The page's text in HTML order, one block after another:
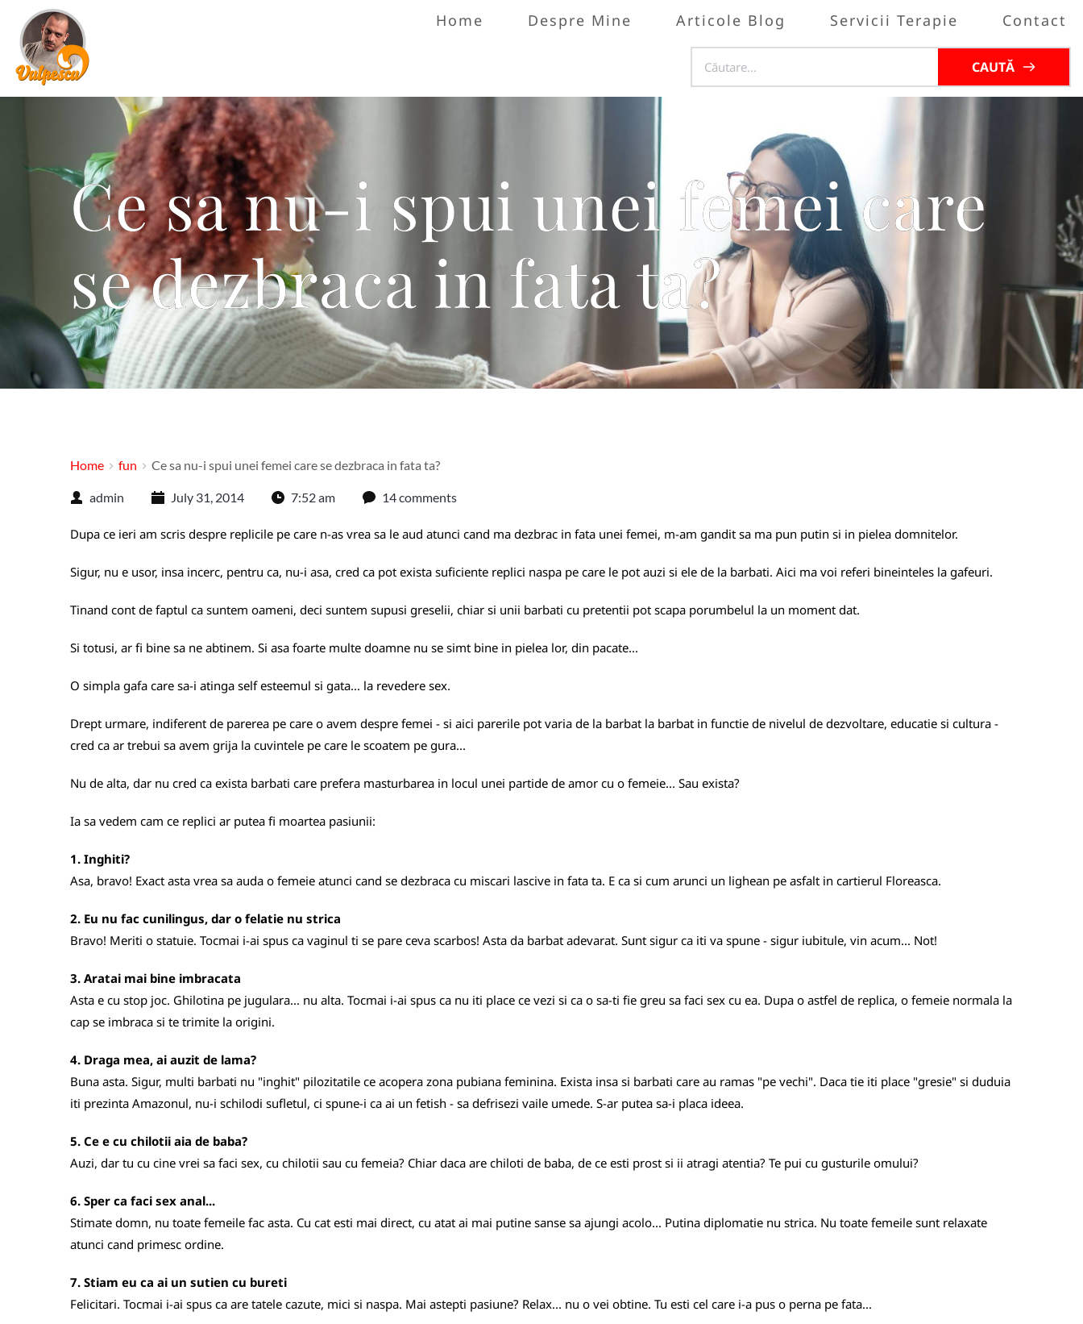
Home Despre Mine Articole Blog Servicii Terapie Contact
CAUTĂ
Ce sa nu-i spui unei femei care
se dezbraca in fata ta?
Home fun Ce sa nu-i spui unei femei care se dezbraca in fata ta?
admin July 31, 2014 7:52 am 14 comments
Dupa ce ieri am scris despre replicile pe care n-as vrea sa le aud atunci cand ma dezbrac in fata unei femei, m-am gandit sa ma pun putin si in pielea domnitelor.
Sigur, nu e usor, insa incerc, pentru ca, nu-i asa, cred ca pot exista suficiente replici naspa pe care le pot auzi si ele de la barbati. Aici ma voi referi bineinteles la gafeuri.
Tinand cont de faptul ca suntem oameni, deci suntem supusi greselii, chiar si unii barbati cu pretentii pot scapa porumbelul la un moment dat.
Si totusi, ar fi bine sa ne abtinem. Si asa foarte multe doamne nu se simt bine in pielea lor, din pacate...
O simpla gafa care sa-i atinga self esteemul si gata... la revedere sex.
Drept urmare, indiferent de parerea pe care o avem despre femei - si aici parerile pot varia de la barbat la barbat in functie de nivelul de dezvoltare, educatie si cultura -
cred ca ar trebui sa avem grija la cuvintele pe care le scoatem pe gura...
Nu de alta, dar nu cred ca exista barbati care prefera masturbarea in locul unei partide de amor cu o femeie... Sau exista?
Ia sa vedem cam ce replici ar putea fi moartea pasiunii:
1. Inghiti?
Asa, bravo! Exact asta vrea sa auda o femeie atunci cand se dezbraca cu miscari lascive in fata ta. E ca si cum arunci un lighean pe asfalt in cartierul Floreasca.
2. Eu nu fac cunilingus, dar o felatie nu strica
Bravo! Meriti o statuie. Tocmai i-ai spus ca vaginul ti se pare ceva scarbos! Asta da barbat adevarat. Sunt sigur ca iti va spune - sigur iubitule, vin acum... Not!
3. Aratai mai bine imbracata
Asta e cu stop joc. Ghilotina pe jugulara... nu alta. Tocmai i-ai spus ca nu iti place ce vezi si ca o sa-ti fie greu sa faci sex cu ea. Dupa o astfel de replica, o femeie normala la
cap se imbraca si te trimite la origini.
4. Draga mea, ai auzit de lama?
Buna asta. Sigur, multi barbati nu "inghit" pilozitatile ce acopera zona pubiana feminina. Exista insa si barbati care au ramas "pe vechi". Daca tie iti place "gresie" si duduia
iti prezinta Amazonul, nu-i schilodi sufletul, ci spune-i ca ai un fetish - sa defrisezi vaile umede. S-ar putea sa-i placa ideea.
5. Ce e cu chilotii aia de baba?
Auzi, dar tu cu cine vrei sa faci sex, cu chilotii sau cu femeia? Chiar daca are chiloti de baba, de ce esti prost si ii atragi atentia? Te pui cu gusturile omului?
6. Sper ca faci sex anal...
Stimate domn, nu toate femeile fac asta. Cu cat esti mai direct, cu atat ai mai putine sanse sa ajungi acolo... Putina diplomatie nu strica. Nu toate femeile sunt relaxate
atunci cand primesc ordine.
7. Stiam eu ca ai un sutien cu bureti
Felicitari. Tocmai i-ai spus ca are tatele cazute, mici si naspa. Mai astepti pasiune? Relax... nu o vei obtine. Tu esti cel care i-a pus o perna pe fata...